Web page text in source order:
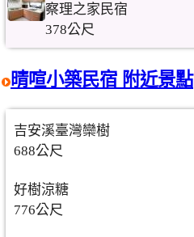
察理之家民宿
378公尺
晴喧小築民宿 附近景點
吉安溪臺灣欒樹
688公尺
好樹涼糖
776公尺